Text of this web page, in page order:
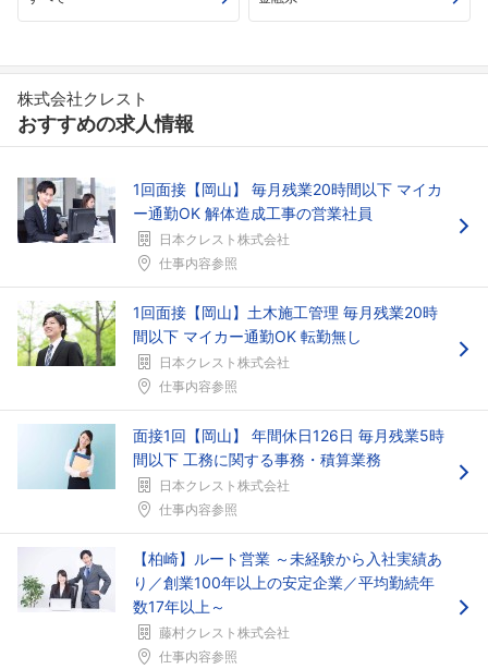
株式会社クレスト
おすすめの求人情報
1回面接【岡山】 毎月残業20時間以下 マイカ
ー通勤OK 解体造成工事の営業社員
日本クレスト株式会社
仕事内容参照
1回面接【岡山】土木施工管理 毎月残業20時
間以下 マイカー通勤OK 転勤無し
日本クレスト株式会社
仕事内容参照
面接1回【岡山】 年間休日126日 毎月残業5時
間以下 工務に関する事務・積算業務
日本クレスト株式会社
仕事内容参照
【柏崎】ルート営業 ～未経験から入社実績あ
り／創業100年以上の安定企業／平均勤続年
数17年以上～
藤村クレスト株式会社
仕事内容参照